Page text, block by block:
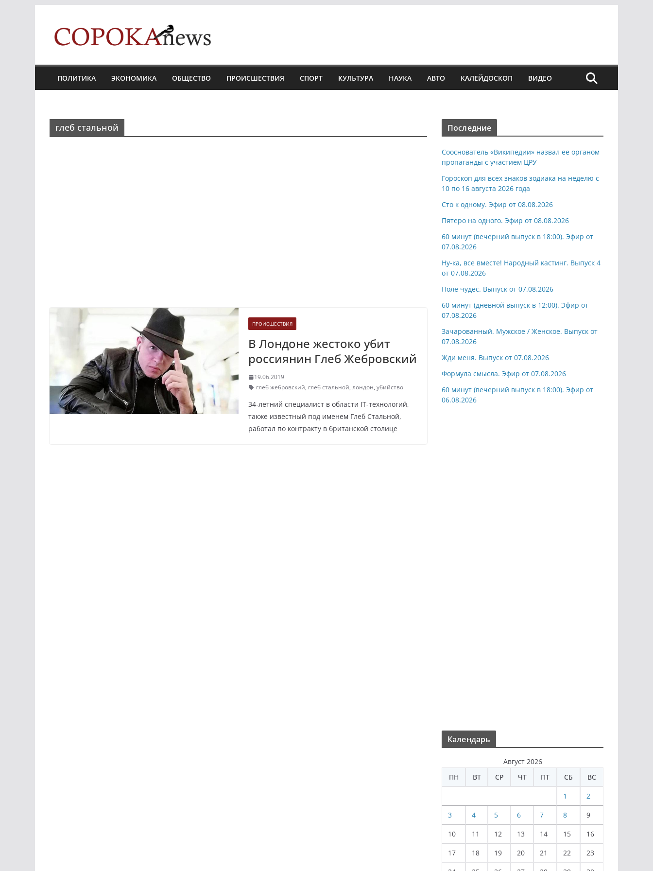
content
ПОЛИТИКА ЭКОНОМИКА ОБЩЕСТВО ПРОИСШЕСТВИЯ СПОРТ КУЛЬТУРА НАУКА АВТО КАЛЕЙДОСКОП ВИДЕО
глеб стальной
ПРОИСШЕСТВИЯ
В Лондоне жестоко убит
россиянин Глеб Жебровский
19.06.2019
глеб жебровский, глеб стальной, лондон, убийство
34-летний специалист в области IT-технологий,
также известный под именем Глеб Стальной,
работал по контракту в британской столице
Последние
Сооснователь «Википедии» назвал ее органом
пропаганды с участием ЦРУ
Гороскоп для всех знаков зодиака на неделю с
10 по 16 августа 2026 года
Сто к одному. Эфир от 08.08.2026
Пятеро на одного. Эфир от 08.08.2026
60 минут (вечерний выпуск в 18:00). Эфир от
07.08.2026
Ну-ка, все вместе! Народный кастинг. Выпуск 4
от 07.08.2026
Поле чудес. Выпуск от 07.08.2026
60 минут (дневной выпуск в 12:00). Эфир от
07.08.2026
Зачарованный. Мужское / Женское. Выпуск от
07.08.2026
Жди меня. Выпуск от 07.08.2026
Формула смысла. Эфир от 07.08.2026
60 минут (вечерний выпуск в 18:00). Эфир от
06.08.2026
Календарь
Август 2026
ПН
ВТ СР ЧТ ПТ СБ ВС
1 2
3 4 5 6 7 8 9
10 11 12 13 14 15 16
17 18 19 20 21 22 23